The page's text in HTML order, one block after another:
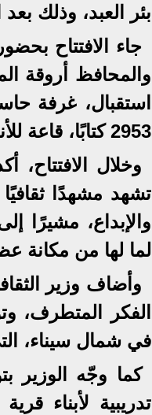
بئر العبد، وذلك
جاء الافتتاح
2953 كتابًا، قاعة للأنشطة، بالإضافة إلى مخزنين.
وخلال الافتتاح،
تشهد مشهدًا
والإبداع، مشيرًا
لما لها من مكانة
وأضاف وزير
الفكر المتطرف،
في شمال سيناء،
كما وجّه الوزير
تدريبية لأبناء